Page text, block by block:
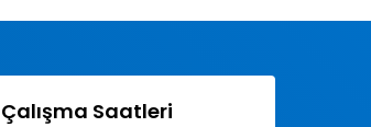
Çalışma Saatleri